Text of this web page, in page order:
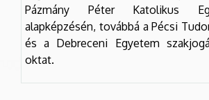
Pázmány Péter Katolikus
alapképzésén, továbbá a Pécsi
és a Debreceni Egyetem
oktat.